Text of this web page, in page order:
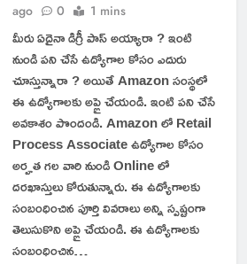
ago
0 1 mins
మీరు ఏదైనా డిగ్రీ పాస్ అయ్యారా ? ఇంటి
నుండి పని చేసే ఉద్యోగాల కోసం ఎదురు
చూస్తున్నారా ? అయితే Amazon సంస్థలో
ఈ ఉద్యోగాలకు అప్లై చేయండి. ఇంటి పని చేసే
అవకాశం పొందండి. Amazon లో Retail
Process Associate ఉద్యోగాల కోసం
అర్హత గల వారి నుండి Online లో
దరఖాస్తులు కోరుతున్నారు. ఈ ఉద్యోగాలకు
సంబంధించిన పూర్తి వివరాలు అన్ని స్పష్టంగా
తెలుసుకొని అప్లై చేయండి. ఈ ఉద్యోగాలకు
సంబంధించిన…